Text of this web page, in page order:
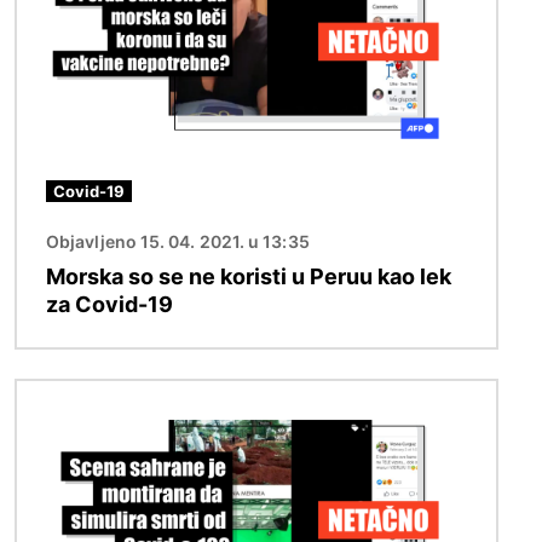
Covid-19
Objavljeno 15. 04. 2021. u 13:35
Morska so se ne koristi u Peruu kao lek
za Covid-19